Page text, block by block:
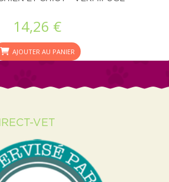
14,26 €
AJOUTER AU PANIER
VET